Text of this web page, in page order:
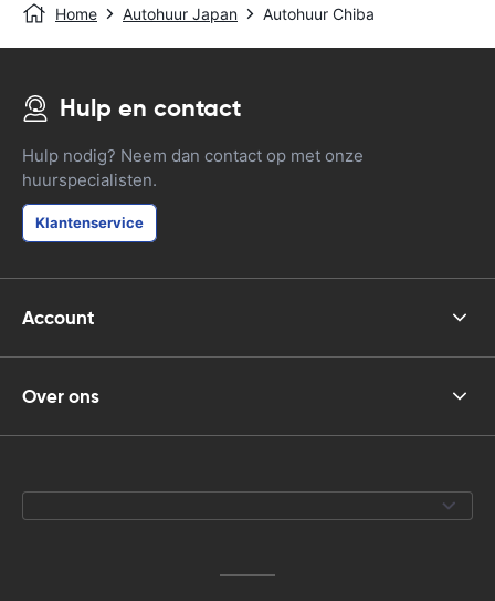
Home Autohuur Japan Autohuur Chiba
Hulp en contact
Hulp nodig? Neem dan contact op met onze
huurspecialisten.
Klantenservice
Account
Over ons